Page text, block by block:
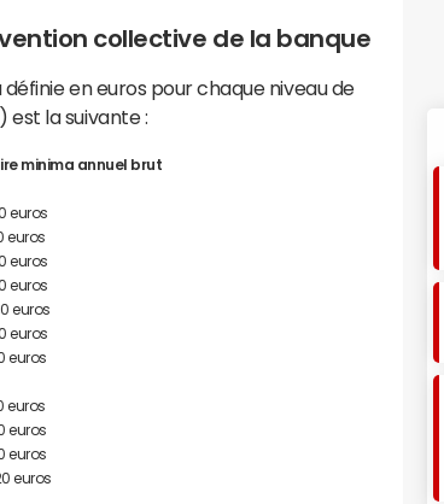
collective de la banque
en euros pour chaque niveau de
est la suivante :
minima annuel brut
euros
euros
euros
euros
euros
euros
euros
euros
euros
euros
euros